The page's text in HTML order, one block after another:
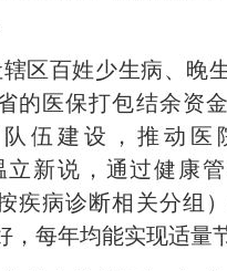
百姓少生病、晚
的医保打包结余资
伍建设，推动医
立新说，通过健康
疾病诊断相关分组
，每年均能实现适量